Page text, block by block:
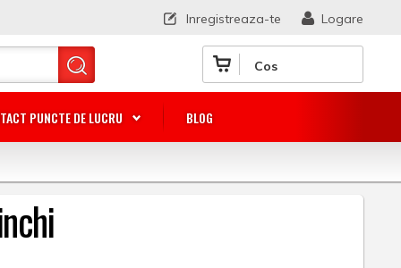
Cos
PUNCTE DE LUCRU BLOG
Logare
Inregistreaza-te